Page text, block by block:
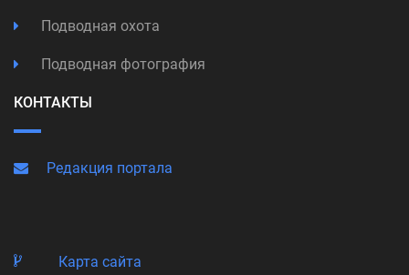
Подводная охота
Подводная фотография
КОНТАКТЫ
Редакция портала
Карта сайта